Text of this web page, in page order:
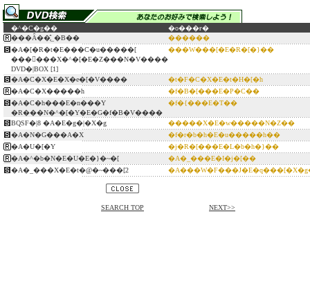
�^�C�g��
�o���ғ�
���Ȃ��ׂ̗̐_�B��
������
�A�[�R�t�E���C�u�����[
������X�^�[�E�Z���N�V����
DVD�|BOX [1]
���W���[�E�R�[�}��
�A�C�X�E�X�e�[�V����
�t�F�C�X�E�t�H�[�h
�A�C�X�����h
�f�B�[���E�P�C��
�A�C�h���E�n���Y
�R���N�^�[�Y�E�G�f�B�V����
�f�{���E�T��
BQSF�|8 �A�E�g�|�X�g
�����X�E�w�����N�Z��
�A�N�G���A�X
�f�r�b�h�E�u�����h��
�A�U�[�Y
�j�R�[���E�L�b�h�}��
�A�^�b�N�E�U�E�}�~�[
�A�_���E�I�j�[��
�A�_���X�E�t�@�~���[2
SEARCH TOP NEXT>>